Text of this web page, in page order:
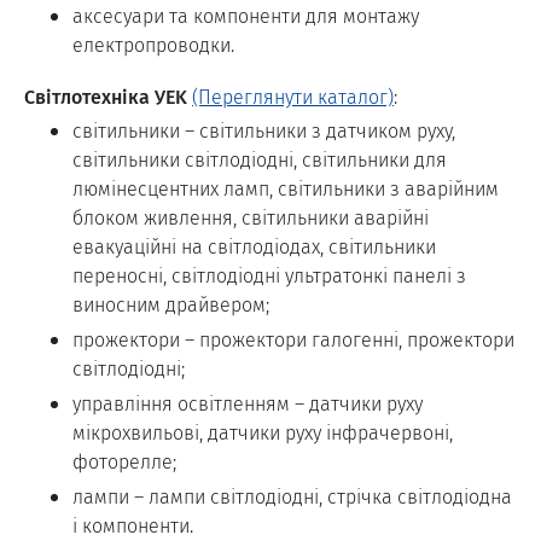
аксесуари та компоненти для монтажу
електропроводки.
Світлотехніка УEK(Переглянути каталог):
світильники – світильники з датчиком руху,
світильники світлодіодні, світильники для
люмінесцентних ламп, світильники з аварійним
блоком живлення, світильники аварійні
евакуаційні на світлодіодах, світильники
переносні, світлодіодні ультратонкі панелі з
виносним драйвером;
прожектори – прожектори галогенні, прожектори
світлодіодні;
управління освітленням – датчики руху
мікрохвильові, датчики руху інфрачервоні,
фоторелле;
лампи – лампи світлодіодні, стрічка світлодіодна
і компоненти.